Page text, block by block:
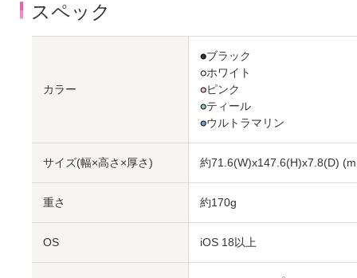
スペック
カラー
●ブラック
●ホワイト
●ピンク
●ティール
●ウルトラマリン
サイズ(幅×高さ×厚さ) 約71.6(W)x147.6(H)x7.8(D)
重さ 約170g
OS iOS 18以上